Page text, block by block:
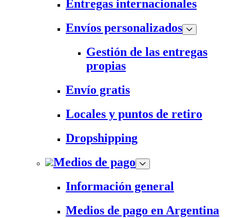
Entregas internacionales
Envíos personalizados
Gestión de las entregas
propias
Envío gratis
Locales y puntos de retiro
Dropshipping
Medios de pago
Información general
Medios de pago en Argentina